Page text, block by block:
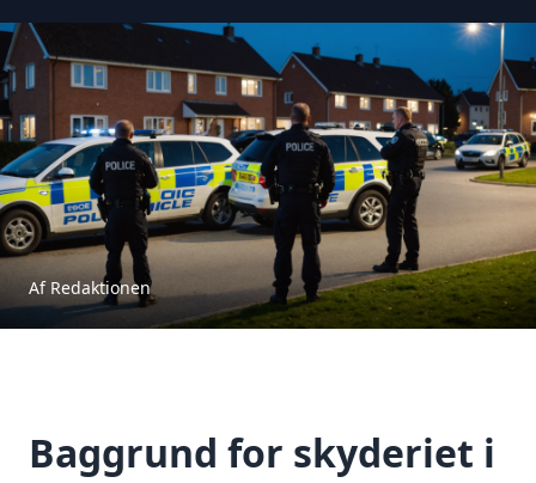
Af Redaktionen
Baggrund for skyderiet i